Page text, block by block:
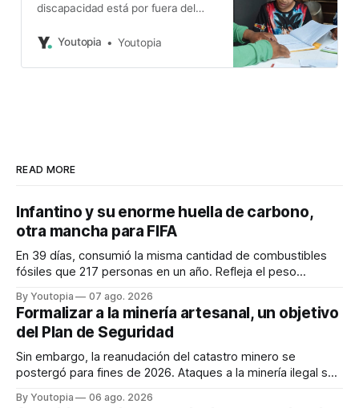
discapacidad está por fuera del
Youtopia
Youtopia
READ MORE
Infantino y su enorme huella de carbono,
otra mancha para FIFA
En 39 días, consumió la misma cantidad de combustibles
fósiles que 217 personas en un año. Refleja el peso
By Youtopia 07 ago. 2026
Formalizar a la minería artesanal, un objetivo
del Plan de Seguridad
Sin embargo, la reanudación del catastro minero se
postergó para fines de 2026. Ataques a la minería ilegal se
By Youtopia 06 ago. 2026